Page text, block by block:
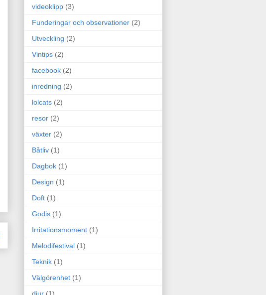
videoklipp (3)
Funderingar och observationer (2)
Utveckling (2)
Vintips (2)
facebook (2)
inredning (2)
lolcats (2)
resor (2)
växter (2)
Båtliv (1)
Dagbok (1)
Design (1)
Doft (1)
Godis (1)
Irritationsmoment (1)
Melodifestival (1)
Teknik (1)
Välgörenhet (1)